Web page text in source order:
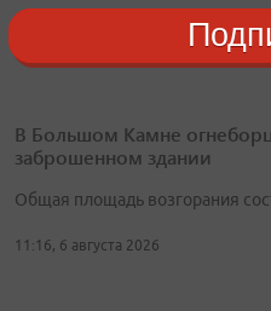
В Большом Камне
заброшенном здании
Общая площадь возгорания
11:16, 6 августа 2026